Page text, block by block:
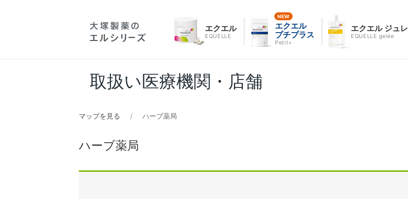
エクエル
EQUELLE
エクエル
プチプラス
Petit+
エクエル ジュレ
EQUELLE gelée
取扱い医療機関・店舗
マップを見る ハーブ薬局
ハーブ薬局